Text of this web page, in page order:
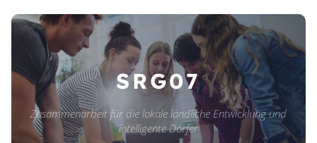
SRG07
Zusammenarbeit für die lokale ländliche Entwicklung und
intelligente Dörfer